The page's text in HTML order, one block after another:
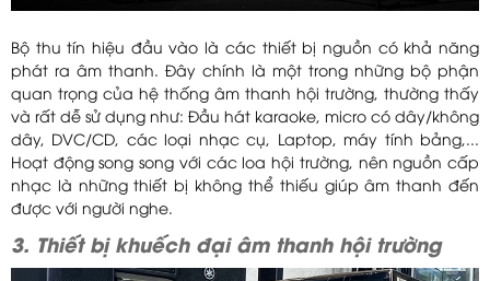
Bộ thu tín hiệu đầu vào là các thiết bị nguồn có khả năng
phát ra âm thanh. Đây chính là một trong những bộ phận
quan trọng của hệ thống âm thanh hội trường, thường thấy
và rất dễ sử dụng như: Đầu hát karaoke, micro có dây/không
dây, DVC/CD, các loại nhạc cụ, Laptop, máy tính bảng,...
Hoạt động song song với các loa hội trường, nên nguồn cấp
nhạc là những thiết bị không thể thiếu giúp âm thanh đến
được với người nghe.
3. Thiết bị khuếch đại âm thanh hội trường